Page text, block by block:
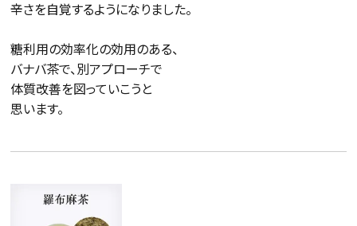
辛さを自覚するようになりました。
糖利用の効率化の効用のある、
バナバ茶で、別アプローチで
体質改善を図っていこうと
思います。